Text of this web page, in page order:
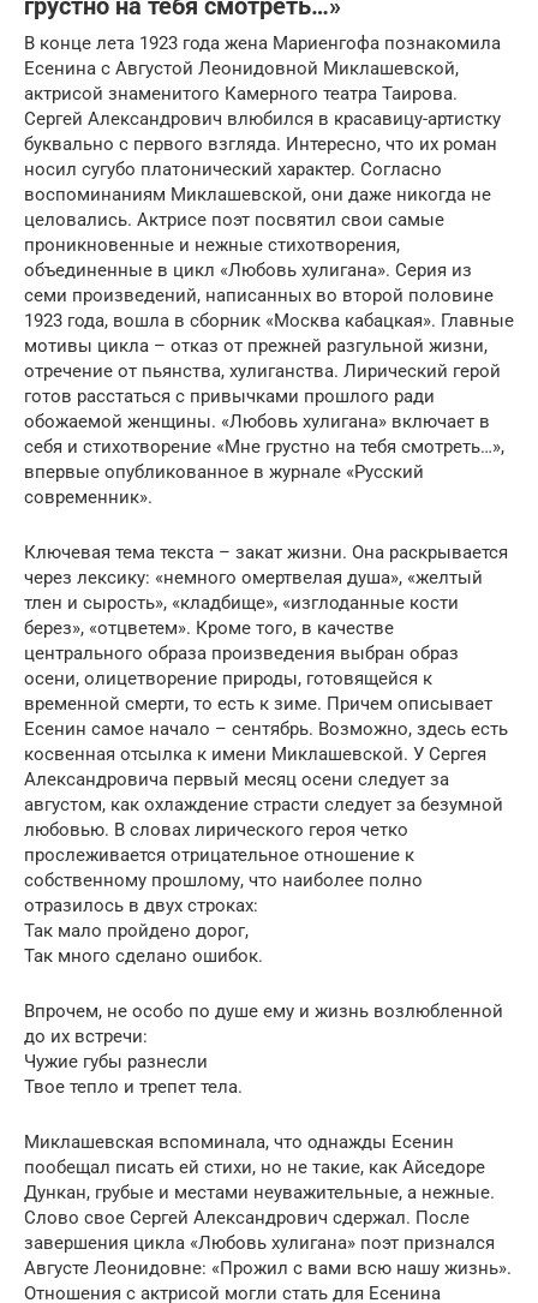
грустно на тебя смотреть…»
В конце лета 1923 года жена Мариенгофа познакомила
Есенина с Августой Леонидовной Миклашевской,
актрисой знаменитого Камерного театра Таирова.
Сергей Александрович влюбился в красавицу-артистку
буквально с первого взгляда. Интересно, что их роман
носил сугубо платонический характер. Согласно
воспоминаниям Миклашевской, они даже никогда не
целовались. Актрисе поэт посвятил свои самые
проникновенные и нежные стихотворения,
объединенные в цикл «Любовь хулигана». Серия из
семи произведений, написанных во второй половине
1923 года, вошла в сборник «Москва кабацкая». Главные
мотивы цикла – отказ от прежней разгульной жизни,
отречение от пьянства, хулиганства. Лирический герой
готов расстаться с привычками прошлого ради
обожаемой женщины. «Любовь хулигана» включает в
себя и стихотворение «Мне грустно на тебя смотреть…»,
впервые опубликованное в журнале «Русский
современник».
Ключевая тема текста – закат жизни. Она раскрывается
через лексику: «немного омертвелая душа», «желтый
тлен и сырость», «кладбище», «изглоданные кости
берез», «отцветем». Кроме того, в качестве
центрального образа произведения выбран образ
осени, олицетворение природы, готовящейся к
временной смерти, то есть к зиме. Причем описывает
Есенин самое начало – сентябрь. Возможно, здесь есть
косвенная отсылка к имени Миклашевской. У Сергея
Александровича первый месяц осени следует за
августом, как охлаждение страсти следует за безумной
любовью. В словах лирического героя четко
прослеживается отрицательное отношение к
собственному прошлому, что наиболее полно
отразилось в двух строках:
Так мало пройдено дорог,
Так много сделано ошибок.
Впрочем, не особо по душе ему и жизнь возлюбленной
до их встречи:
Чужие губы разнесли
Твое тепло и трепет тела.
Миклашевская вспоминала, что однажды Есенин
пообещал писать ей стихи, но не такие, как Айседоре
Дункан, грубые и местами неуважительные, а нежные.
Слово свое Сергей Александрович сдержал. После
завершения цикла «Любовь хулигана» поэт признался
Августе Леонидовне: «Прожил с вами всю нашу жизнь».
Отношения с актрисой могли стать для Есенина